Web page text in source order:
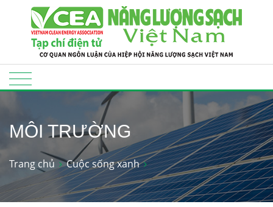
MÔI TRƯỜNG
Trang chủ Cuộc sống xanh